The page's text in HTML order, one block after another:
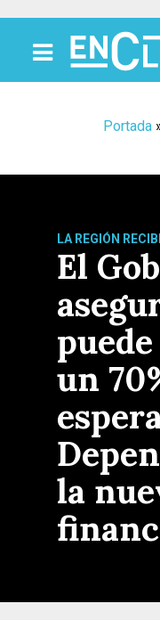
Portada
LA REGIÓN
El
un
la